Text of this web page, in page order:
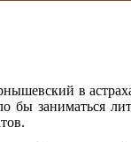
в
бы заниматься